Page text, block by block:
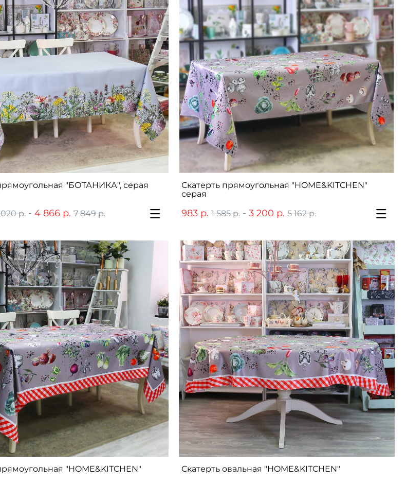
"БОТАНИКА", серая
р. -4 866 р. 7 849 р.
Скатерть прямоугольная "HOME&KITCHEN"
серая
983 р. 1 585 р.- 3 200 р. 5 162 р.
"HOME&KITCHEN" Скатерть овальная "HOME&KITCHEN"